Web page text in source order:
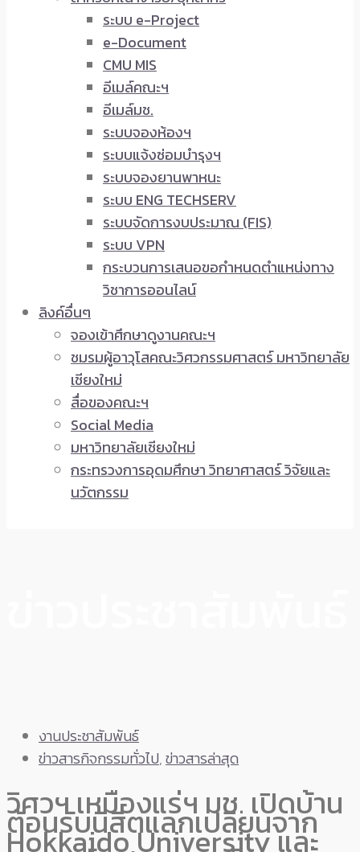
ระบบ e-Project
e-Document
CMU MIS
อีเมล์คณะฯ
อีเมล์มช.
ระบบจองห้องฯ
ระบบแจ้งซ่อมบำรุงฯ
ระบบจองยานพาหนะ
ระบบ ENG TECHSERV
ระบบจัดการงบประมาณ (FIS)
ระบบ VPN
กระบวนการเสนอขอกำหนดตำแหน่งทาง
วิชาการออนไลน์
ลิงค์อื่นๆ
จองเข้าศึกษาดูงานคณะฯ
ชมรมผู้อาวุโสคณะวิศวกรรมศาสตร์ มหาวิทยาลัย
เชียงใหม่
สื่อของคณะฯ
Social Media
มหาวิทยาลัยเชียงใหม่
กระทรวงการอุดมศึกษา วิทยาศาสตร์ วิจัยและ
นวัตกรรม
งานประชาสัมพันธ์
ข่าวสารกิจกรรมทั่วไป,ข่าวสารล่าสุด
วิศวฯ เหมืองแร่ฯ มช. เปิดบ้าน
ต้อนรับนิสิตแลกเปลี่ยนจาก
Hokkaido University และ